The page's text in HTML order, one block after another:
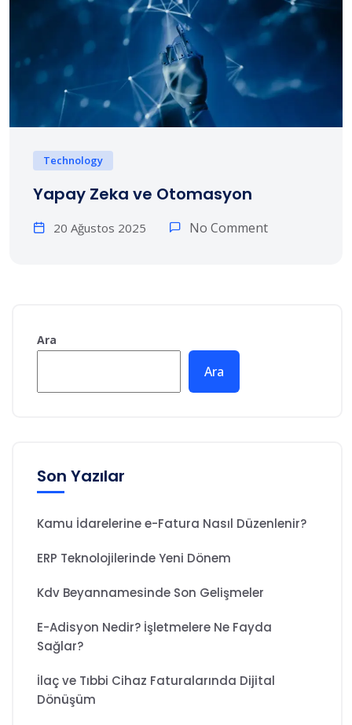
Technology
Yapay Zeka ve Otomasyon
20 Ağustos 2025 No Comment
Ara
Ara
Son Yazılar
Kamu İdarelerine e-Fatura Nasıl Düzenlenir?
ERP Teknolojilerinde Yeni Dönem
Kdv Beyannamesinde Son Gelişmeler
E-Adisyon Nedir? İşletmelere Ne Fayda
Sağlar?
İlaç ve Tıbbi Cihaz Faturalarında Dijital
Dönüşüm